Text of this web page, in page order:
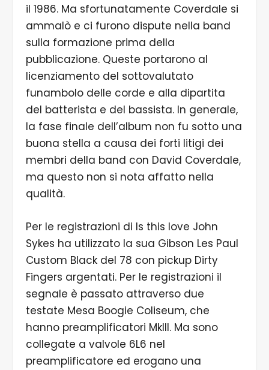
il 1986. Ma sfortunatamente Coverdale si
ammalò e ci furono dispute nella band
sulla formazione prima della
pubblicazione. Queste portarono al
licenziamento del sottovalutato
funambolo delle corde e alla dipartita
del batterista e del bassista. In generale,
la fase finale dell’album non fu sotto una
buona stella a causa dei forti litigi dei
membri della band con David Coverdale,
ma questo non si nota affatto nella
qualità.
Per le registrazioni di Is this love John
Sykes ha utilizzato la sua Gibson Les Paul
Custom Black del 78 con pickup Dirty
Fingers argentati. Per le registrazioni il
segnale è passato attraverso due
testate Mesa Boogie Coliseum, che
hanno preamplificatori MkIII. Ma sono
collegate a valvole 6L6 nel
preamplificatore ed erogano una